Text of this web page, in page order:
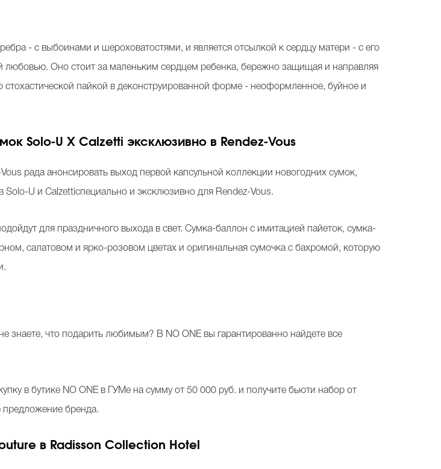
- с выбоинами и шероховатостями, и является отсылкой к сердцу матери - с его
Оно стоит за маленьким сердцем ребенка, бережно защищая и направляя
пайкой в деконструированной форме - неоформленное, буйное и
Solo-U X Calzetti эксклюзивно в Rendez-Vous
Vous рада анонсировать выход первой капсульной коллекции новогодних сумок,
Solo-U иCalzettiспециально и эксклюзивно для Rendez-Vous.
для праздничного выхода в свет. Сумка-баллон с имитацией пайеток, сумка-
салатовом и ярко-розовом цветах и оригинальная сумочка с бахромой, которую
знаете, что подарить любимым? В NO ONE вы гарантированно найдете все
в бутике NO ONE в ГУМе на сумму от 50 000 руб. и получите бьюти набор от
предложение бренда.
в Radisson Collection Hotel